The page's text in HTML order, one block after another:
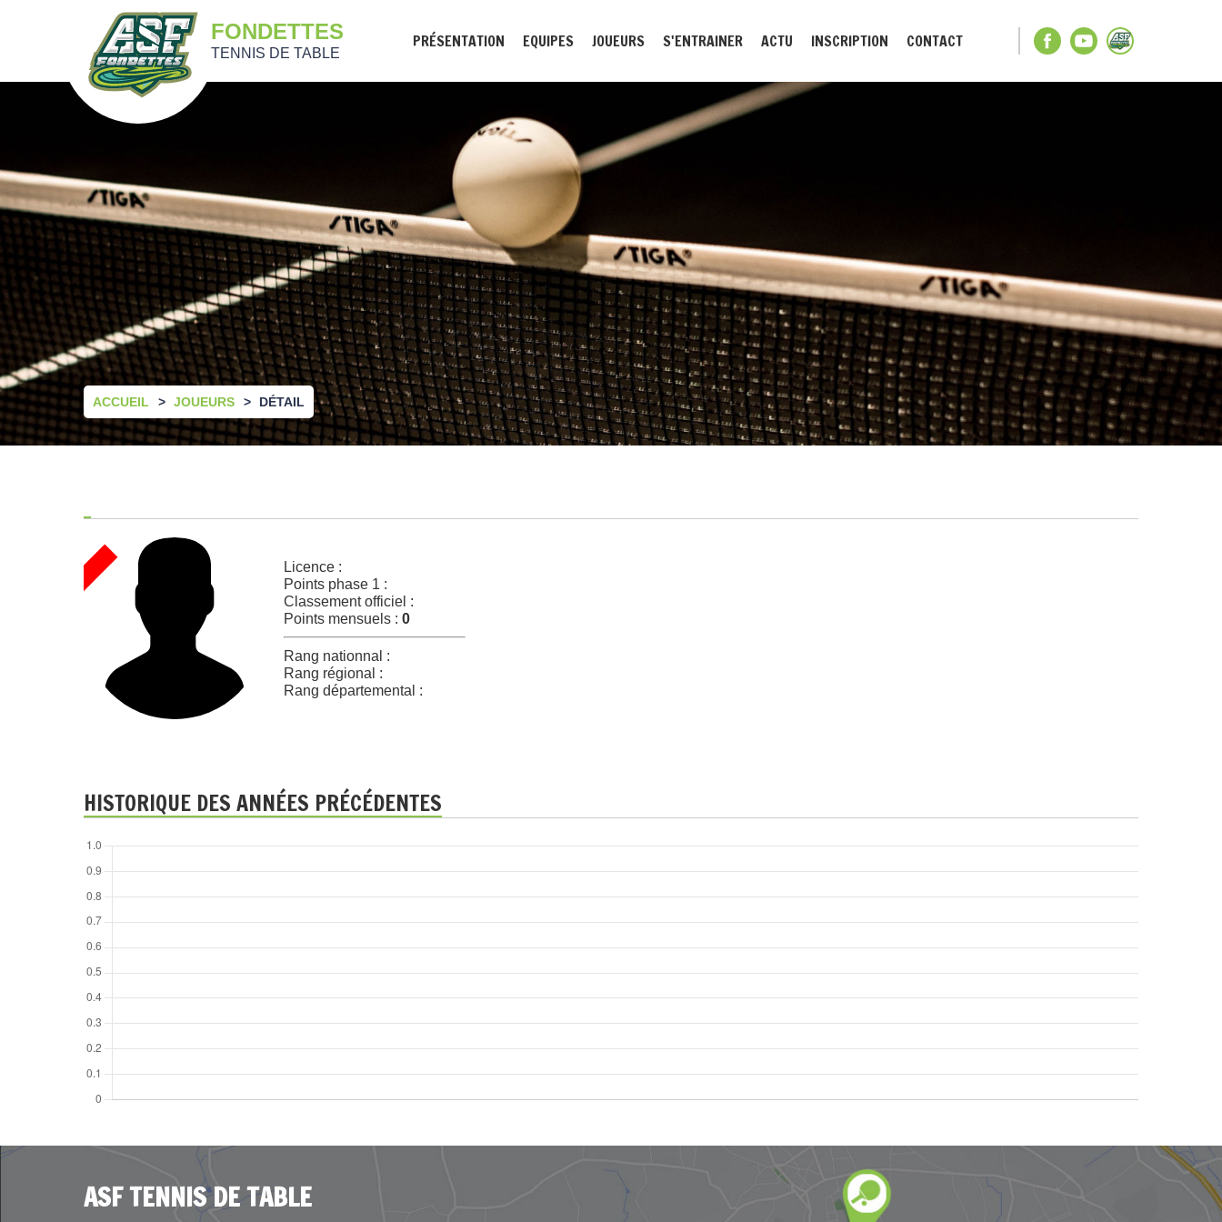
FONDETTES
TENNIS DE TABLE
PRÉSENTATION EQUIPES JOUEURS S'ENTRAINER ACTU INSCRIPTION CONTACT
ACCUEIL JOUEURS DÉTAIL
Licence :
Points phase 1 :
Classement officiel :
Points mensuels : 0
Rang nationnal :
Rang régional :
Rang départemental :
HISTORIQUE DES ANNÉES PRÉCÉDENTES
ASF TENNIS DE TABLE